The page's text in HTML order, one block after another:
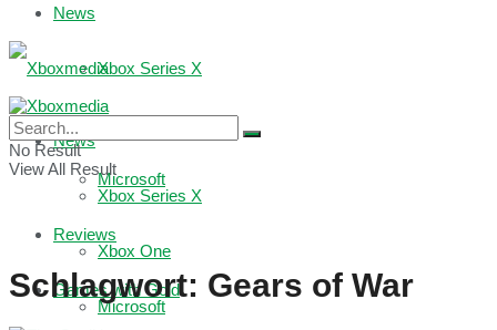
News
Xbox Series X
Microsoft
Reviews
Games with Gold
News
Xbox Series X
Xbox One
Microsoft
No Result
View All Result
Schlagwort: Gears of War